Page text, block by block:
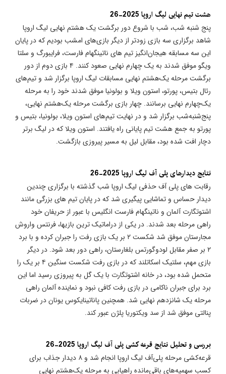
هشت تیم نهایی لیگ اروپا 2025-26
پنج شنبه شب، شب با شروع دور برگشت یک هشتم نهایی لیگ اروپا
شاهد برگزاری سه بازی زودتر از دیگر بازی‌های امشب بودیم که در پایان
این سه مسابقه هیجان‌انگیز تیم های ناتینگهام فارست، فرایبورگ و سلتا
ویگو موفق شدند به یک چهارم نهایی صعود کنند. ۴ بازی دوم از دور
برگشت مرحله یک‌هشتم نهایی مسابقات لیگ اروپا برگزار شد و تیم‌های
رئال بتیس، پورتو، استون ویلا و بولونیا موفق شدند خود را به مرحله
یک‌چهارم نهایی برسانند. چهار بازی برگشت مرحله یک‌هشتم نهایی،
پنج‌شنبه‌شب برگزار شد و در نهایت تیم‌های استون ویلا، بولونیا، بتیس و
پورتو به جمع هشت تیم پایانی راه یافتند. استون ویلا که در لیگ برتر
دچار افت شده بود، مقابل لیل به مسیر پیروزی بازگشت.
نتایج دیدارهای پلی آف لیگ اروپا 2025-26
رقابت های پلی آف حذفی لیگ اروپا شب گذشته با برگزاری چندین
دیدار حساس و تماشایی پیگیری شد که در پایان تیم های بزرگی مانند
اشتوتگارت آلمان و ناتینگهام فارست انگلیس با عبور از حریفان خود
راهی مرحله بعد شدند. در یکی از دراماتیک ترین بازیها، فرنتس واروش
مجارستان موفق شد شکست ۲ بر یک بازی رفت را جبران کرده و با برد
۲ بر صفر مقابل لودوگورتس بلغارستان، راهی دور بعد شود. در دیگر
بازی مهم، سلتیک اسکاتلند که در بازی رفت شکست سنگین ۴ بر یک را
متحمل شده بود، در خانه اشتوتگارت با یک گل به پیروزی رسید اما این
برد برای جبران ناکامی در بازی رفت کافی نبود و نماینده آلمان راهی
مرحله یک شانزدهم نهایی شد. همچنین پاناتینایکوس یونان در ضربات
پنالتی موفق شد از سد ویکتوریا پلژن عبور کند.
بررسی و تحلیل نتایج قرعه کشی پلی آف لیگ اروپا 2025-26
قرعه‌کشی مرحله پلی‌آف لیگ اروپا انجام شد و ۸ دیدار جذاب برای
کسب سهمیه‌های باقی‌مانده راهیابی به مرحله یک‌هشتم نهایی